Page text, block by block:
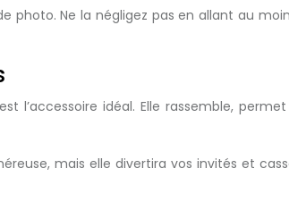
photo. Ne la négligez pas en allant au
l’accessoire idéal. Elle rassemble,
mais elle divertira vos invités et